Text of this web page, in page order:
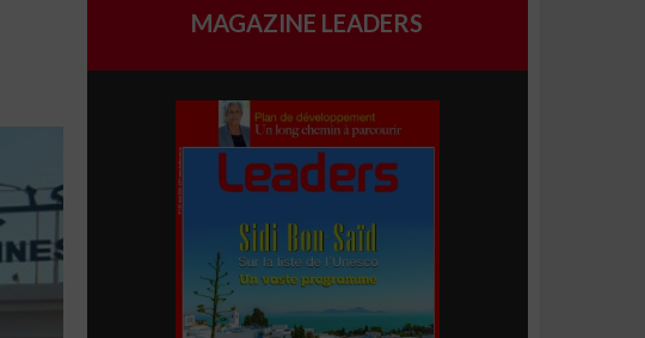
MAGAZINE LEADERS